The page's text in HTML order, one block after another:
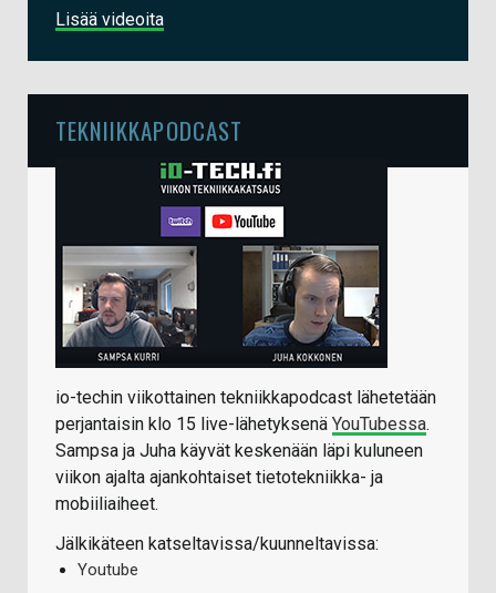
Lisää videoita
TEKNIIKKAPODCAST
io-techin viikottainen tekniikkapodcast lähetetään
perjantaisin klo 15 live-lähetyksenä YouTubessa.
Sampsa ja Juha käyvät keskenään läpi kuluneen
viikon ajalta ajankohtaiset tietotekniikka- ja
mobiiliaiheet.
Jälkikäteen katseltavissa/kuunneltavissa:
Youtube